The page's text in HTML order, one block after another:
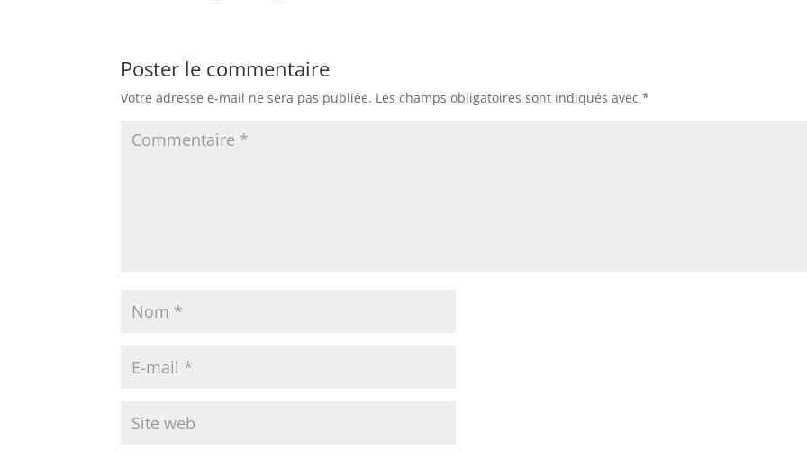
Poster le commentaire
Votre adresse e-mail ne sera pas publiée. Les champs obligatoires sont indiqués avec*